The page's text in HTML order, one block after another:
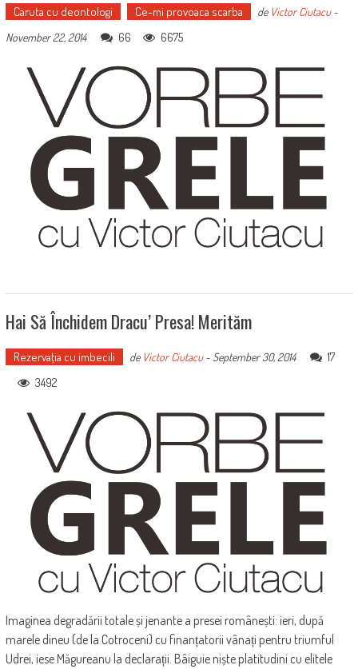
Caruta cu deontologi Ce-mi provoaca scarba de Victor Ciutacu-
November 22, 2014
66 6675
Hai Să Închidem Dracu’ Presa! Merităm
Rezervaţia cu imbecili de Victor Ciutacu- September 30, 2014
17
3492
Imaginea degradării totale și jenante a presei românești: ieri, după
marele dineu (de la Cotroceni) cu finanțatorii vânați pentru triumful
Udrei, iese Măgureanu la declarații. Bâiguie niște platitudini cu elitele